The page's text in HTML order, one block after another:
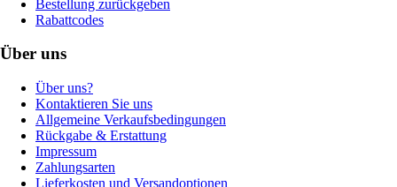
Bestellung zurückgeben
Rabattcodes
Über uns
Über uns?
Kontaktieren Sie uns
Allgemeine Verkaufsbedingungen
Rückgabe & Erstattung
Impressum
Zahlungsarten
Lieferkosten und Versandoptionen